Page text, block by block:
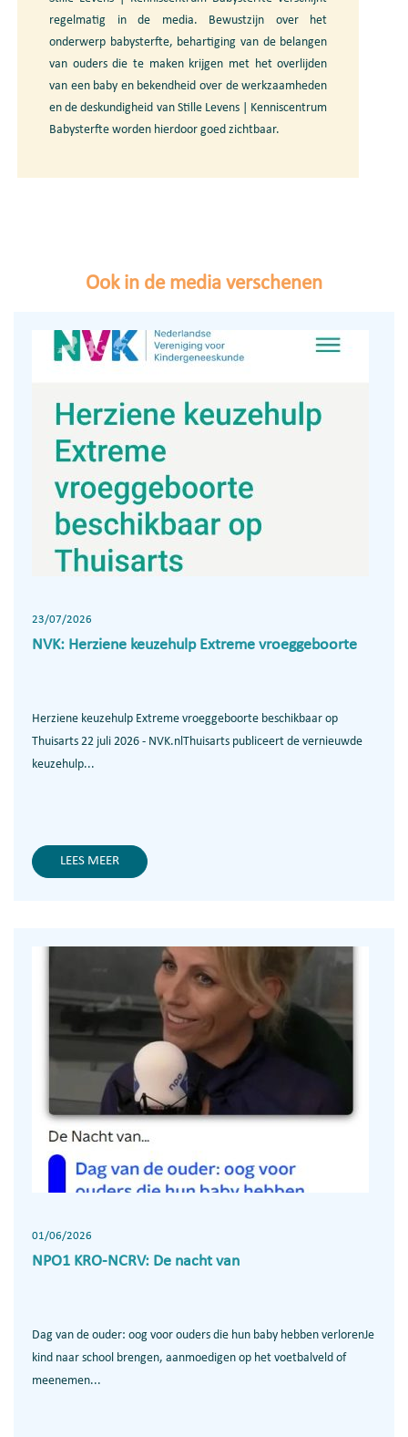
regelmatig in de media. Bewustzijn over het
onderwerp babysterfte, behartiging van de belangen
van ouders die te maken krijgen met het overlijden
van een baby en bekendheid over de werkzaamheden
en de deskundigheid van Stille Levens | Kenniscentrum
Babysterfte worden hierdoor goed zichtbaar.
Ook in de media verschenen
23/07/2026
NVK: Herziene keuzehulp Extreme vroeggeboorte
Herziene keuzehulp Extreme vroeggeboorte beschikbaar op
Thuisarts 22 juli 2026 - NVK.nlThuisarts publiceert de vernieuwde
keuzehulp...
LEES MEER
01/06/2026
NPO1 KRO-NCRV: De nacht van
Dag van de ouder: oog voor ouders die hun baby hebben verlorenJe
kind naar school brengen, aanmoedigen op het voetbalveld of
meenemen...